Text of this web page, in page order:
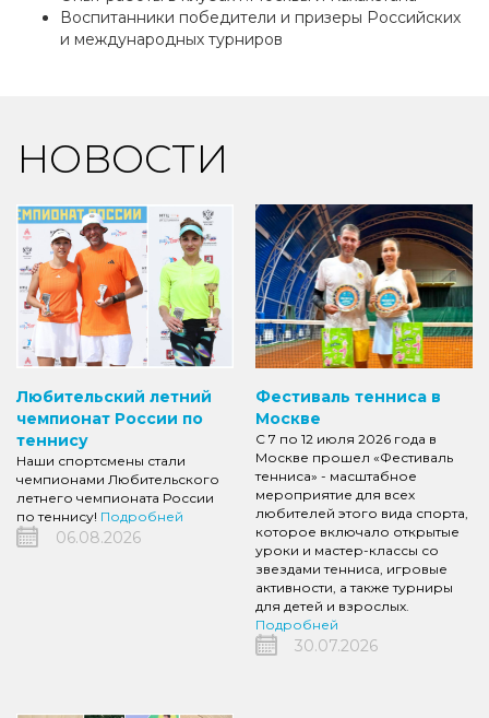
Воспитанники победители и призеры Российских
и международных турниров
НОВОСТИ
Любительский летний
чемпионат России по
теннису
Наши спортсмены стали
чемпионами Любительского
летнего чемпионата России
по теннису! Подробней
06.08.2026
Фестиваль тенниса в
Москве
С 7 по 12 июля 2026 года в
Москве прошел «Фестиваль
тенниса» - масштабное
мероприятие для всех
любителей этого вида спорта,
которое включало открытые
уроки и мастер-классы со
звездами тенниса, игровые
активности, а также турниры
для детей и взрослых.
Подробней
30.07.2026